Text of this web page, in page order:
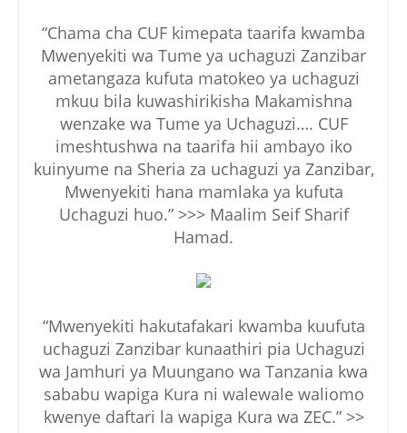
“Chama cha CUF kimepata taarifa kwamba
Mwenyekiti wa Tume ya uchaguzi Zanzibar
ametangaza kufuta matokeo ya uchaguzi
mkuu bila kuwashirikisha Makamishna
wenzake wa Tume ya Uchaguzi…. CUF
imeshtushwa na taarifa hii ambayo iko
kuinyume na Sheria za uchaguzi ya Zanzibar,
Mwenyekiti hana mamlaka ya kufuta
Uchaguzi huo.” >>> Maalim Seif Sharif
Hamad.
“Mwenyekiti hakutafakari kwamba kuufuta
uchaguzi Zanzibar kunaathiri pia Uchaguzi
wa Jamhuri ya Muungano wa Tanzania kwa
sababu wapiga Kura ni walewale waliomo
kwenye daftari la wapiga Kura wa ZEC.” >>